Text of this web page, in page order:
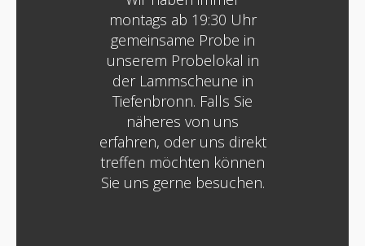
montags ab 19:30 Uhr
gemeinsame Probe in
unserem Probelokal in
der Lammscheune in
Tiefenbronn. Falls Sie
näheres von uns
erfahren, oder uns direkt
treffen möchten können
Sie uns gerne besuchen.